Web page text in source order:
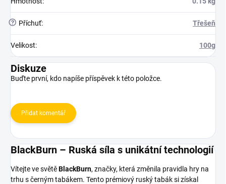
? Příchuť: Třešeň
Velikost: 100g
Diskuze
Buďte první, kdo napíše příspěvek k této položce.
Přidat komentář
BlackBurn – Ruská síla s unikátní technologií
Vítejte ve světěBlackBurn, značky, která změnila pravidla hry na
trhu s černým tabákem. Tento prémiový ruský tabák si získal